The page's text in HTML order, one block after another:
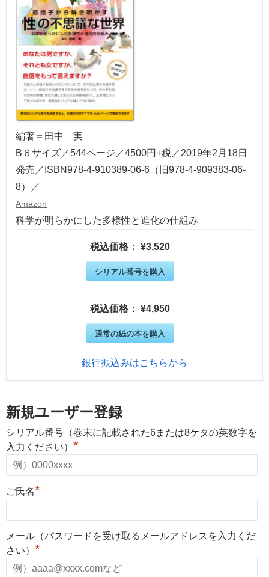
編著＝田中 実
B６サイズ／544ページ／4500円+税／2019年2月18日
発売／ISBN978-4-910389-06-6（旧978-4-909383-06-
8）／
Amazon
科学が明らかにした多様性と進化の仕組み
税込価格： ¥3,520
シリアル番号を購入
税込価格： ¥4,950
通常の紙の本を購入
銀行振込みはこちらから
新規ユーザー登録
シリアル番号（巻末に記載された6または8ケタの英数字を
入力ください） *
ご氏名*
メール（パスワードを受け取るメールアドレスを入力くだ
さい） *